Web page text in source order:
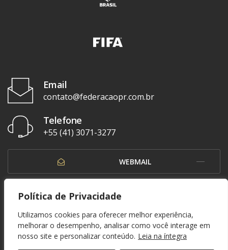
Política de Privacidade
Utilizamos cookies para oferecer melhor experiência,
melhorar o desempenho, analisar como você interage em
nosso site e personalizar conteúdo. Leia na íntegra
Email
contato@federacaopr.com.br
Telefone
+55 (41) 3071-3277
WEBMAIL
OUVIDORIA
© 1937 - 2026. Federação Paranaense de Futebol. Todos os direitos reservados. By